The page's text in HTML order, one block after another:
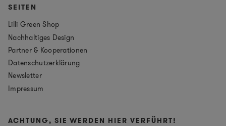
SEITEN
Lilli Green Shop
Nachhaltiges Design
Partner & Kooperationen
Datenschutzerklärung
Newsletter
Impressum
ACHTUNG, SIE WERDEN HIER VERFÜHRT!